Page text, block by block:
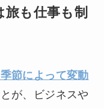
も仕事も制
節によって変動
が、ビジネスや